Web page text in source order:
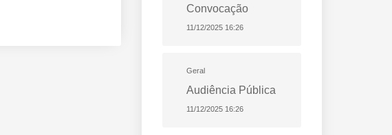
Convocação
11/12/2025 16:26
Geral
Audiência Pública
11/12/2025 16:26